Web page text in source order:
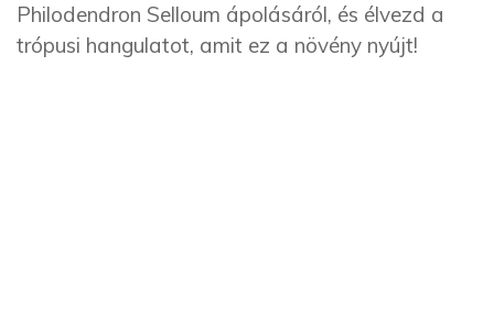
Philodendron Selloum ápolásáról, és élvezd a
trópusi hangulatot, amit ez a növény nyújt!